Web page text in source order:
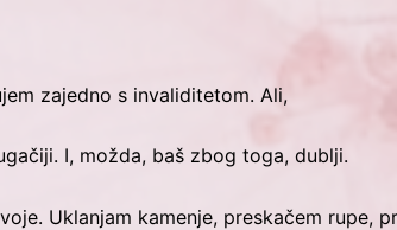
zajedno s invaliditetom. Ali,
I, možda, baš zbog toga, dublji.
Uklanjam kamenje, preskačem rupe,